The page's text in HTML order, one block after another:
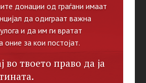
донации од граѓани имаат
да одиграат важна
и да им ги вратат
за кои постојат.
во твоето право да ја